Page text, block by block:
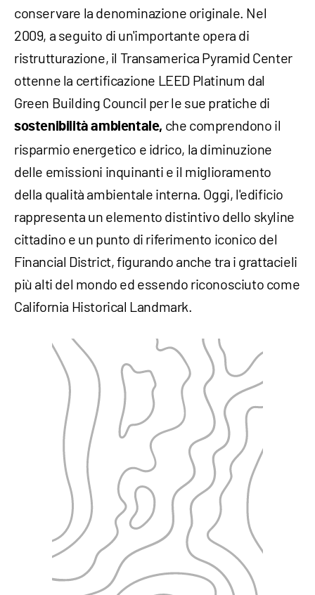
conservare la denominazione originale. Nel
2009, a seguito di un'importante opera di
ristrutturazione, il Transamerica Pyramid Center
ottenne la certificazione LEED Platinum dal
Green Building Council per le sue pratiche di
sostenibilità ambientale, che comprendono il
risparmio energetico e idrico, la diminuzione
delle emissioni inquinanti e il miglioramento
della qualità ambientale interna. Oggi, l'edificio
rappresenta un elemento distintivo dello skyline
cittadino e un punto di riferimento iconico del
Financial District, figurando anche tra i grattacieli
più alti del mondo ed essendo riconosciuto come
California Historical Landmark.